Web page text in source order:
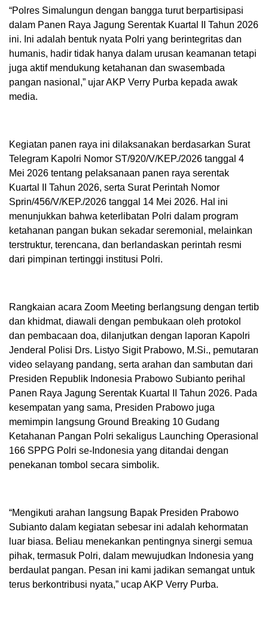
“Polres Simalungun dengan bangga turut berpartisipasi
dalam Panen Raya Jagung Serentak Kuartal II Tahun 2026
ini. Ini adalah bentuk nyata Polri yang berintegritas dan
humanis, hadir tidak hanya dalam urusan keamanan tetapi
juga aktif mendukung ketahanan dan swasembada
pangan nasional,” ujar AKP Verry Purba kepada awak
media.
Kegiatan panen raya ini dilaksanakan berdasarkan Surat
Telegram Kapolri Nomor ST/920/V/KEP./2026 tanggal 4
Mei 2026 tentang pelaksanaan panen raya serentak
Kuartal II Tahun 2026, serta Surat Perintah Nomor
Sprin/456/V/KEP./2026 tanggal 14 Mei 2026. Hal ini
menunjukkan bahwa keterlibatan Polri dalam program
ketahanan pangan bukan sekadar seremonial, melainkan
terstruktur, terencana, dan berlandaskan perintah resmi
dari pimpinan tertinggi institusi Polri.
Rangkaian acara Zoom Meeting berlangsung dengan tertib
dan khidmat, diawali dengan pembukaan oleh protokol
dan pembacaan doa, dilanjutkan dengan laporan Kapolri
Jenderal Polisi Drs. Listyo Sigit Prabowo, M.Si., pemutaran
video selayang pandang, serta arahan dan sambutan dari
Presiden Republik Indonesia Prabowo Subianto perihal
Panen Raya Jagung Serentak Kuartal II Tahun 2026. Pada
kesempatan yang sama, Presiden Prabowo juga
memimpin langsung Ground Breaking 10 Gudang
Ketahanan Pangan Polri sekaligus Launching Operasional
166 SPPG Polri se-Indonesia yang ditandai dengan
penekanan tombol secara simbolik.
“Mengikuti arahan langsung Bapak Presiden Prabowo
Subianto dalam kegiatan sebesar ini adalah kehormatan
luar biasa. Beliau menekankan pentingnya sinergi semua
pihak, termasuk Polri, dalam mewujudkan Indonesia yang
berdaulat pangan. Pesan ini kami jadikan semangat untuk
terus berkontribusi nyata,” ucap AKP Verry Purba.